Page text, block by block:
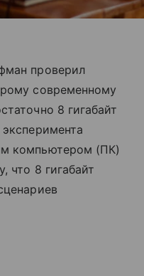
проверил
современному
8 гигабайт
компьютером (ПК)
что 8 гигабайт